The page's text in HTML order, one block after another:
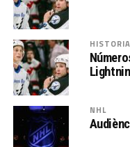
HISTORIA
NHL